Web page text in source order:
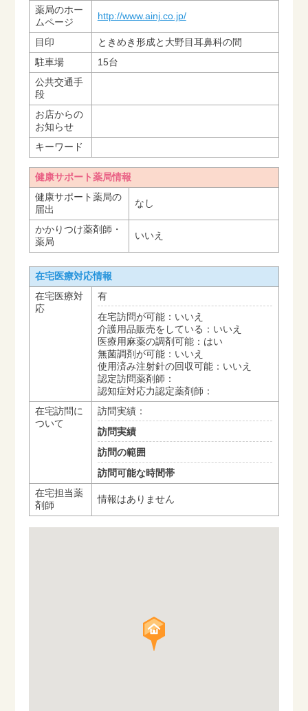
薬局のホー
ムページ
http://www.ainj.co.jp/
目印
ときめき形成と大野目耳鼻科の間
駐車場
15台
公共交通手
段
お店からの
お知らせ
キーワード
健康サポート薬局情報
健康サポート薬局の
届出
なし
かかりつけ薬剤師・
薬局
いいえ
在宅医療対応情報
在宅医療対
応
有
在宅訪問が可能：いいえ
介護用品販売をしている：いいえ
医療用麻薬の調剤可能：はい
無菌調剤が可能：いいえ
使用済み注射針の回収可能：いいえ
認定訪問薬剤師：
認知症対応力認定薬剤師：
在宅訪問に
ついて
訪問実績：
訪問実績
訪問の範囲
訪問可能な時間帯
在宅担当薬
剤師
情報はありません